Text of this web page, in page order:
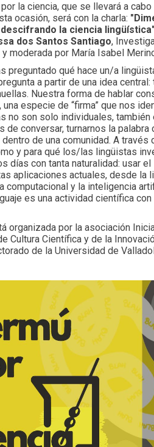
la ciencia, que se llevará a cabo
ocasión, será con la charla:
la ciencia
dos Santos Santiago,
y moderada por María Isabel
preguntado qué hace un/a
a partir de una idea
Nuestra forma de hablar
una especie de “firma” que nos
no son solo individuales,
de conversar, turnarnos la palabra
de una comunidad. A través
y para qué los/las lingüistas
días con tanta naturalidad: usar el
aplicaciones actuales, desde la
computacional y la inteligencia
es una actividad científica
organizada por la asociación
Cultura Científica y de la
de la Universidad de